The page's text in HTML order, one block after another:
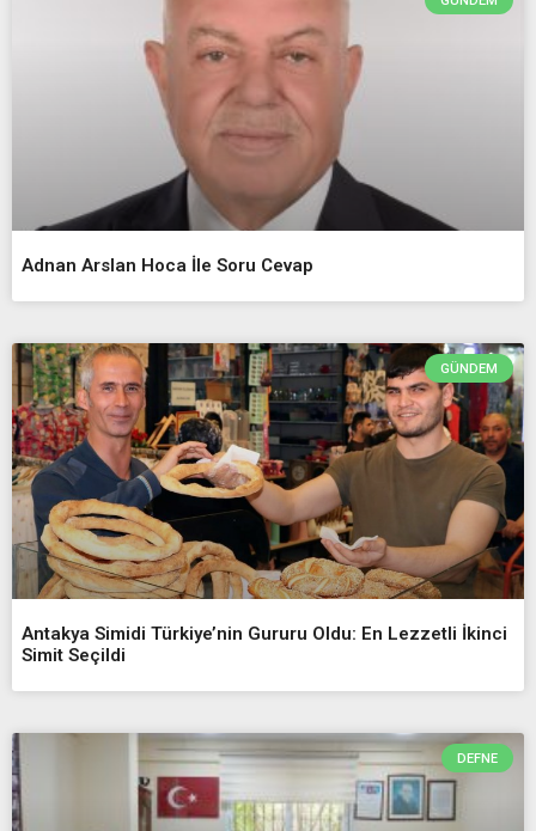
Adnan Arslan Hoca İle Soru Cevap
GÜNDEM
Antakya Simidi Türkiye’nin Gururu Oldu: En Lezzetli İkinci
Simit Seçildi
DEFNE